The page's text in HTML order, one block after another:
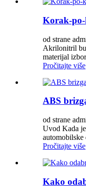
Korak-po-
od strane
Akrilonitril
materijal
Pročitajte više
ABS
od strane
Uvod Kada
automobilske
Pročitajte više
Kako